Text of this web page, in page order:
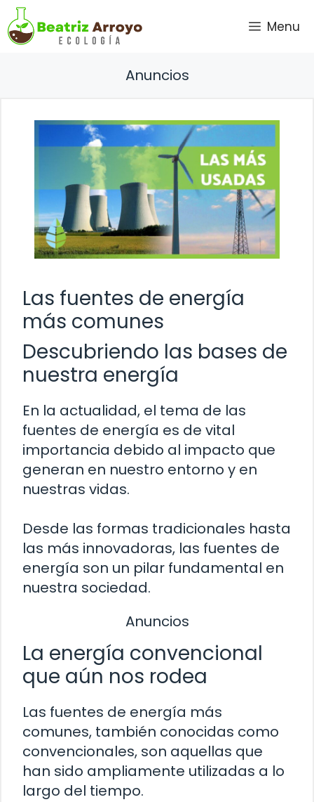
Saltar
al
contenido
Menu
Anuncios
Las fuentes de energía
más comunes
Descubriendo las bases de
nuestra energía
En la actualidad, el tema de las
fuentes de energía es de vital
importancia debido al impacto que
generan en nuestro entorno y en
nuestras vidas.
Desde las formas tradicionales hasta
las más innovadoras, las fuentes de
energía son un pilar fundamental en
nuestra sociedad.
Anuncios
La energía convencional
que aún nos rodea
Las fuentes de energía más
comunes, también conocidas como
convencionales, son aquellas que
han sido ampliamente utilizadas a lo
largo del tiempo.